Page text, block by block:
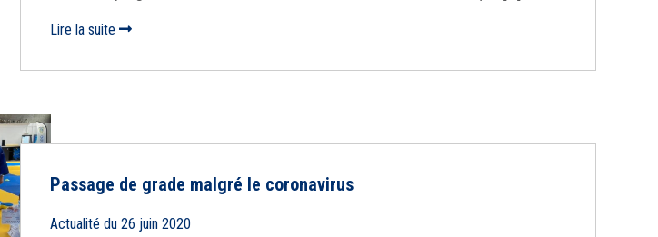
Lire la suite
Passage de grade malgré le coronavirus
Actualité du 26 juin 2020